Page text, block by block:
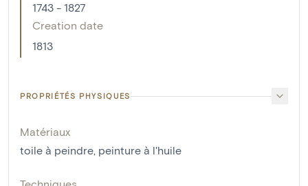
1743 - 1827
Creation date
1813
PROPRIÉTÉS PHYSIQUES
Matériaux
toile à peindre, peinture à l'huile